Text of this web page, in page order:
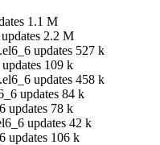
1.1 M
2.2 M
updates 527 k
109 k
updates 458 k
updates 84 k
updates 78 k
updates 42 k
updates 106 k